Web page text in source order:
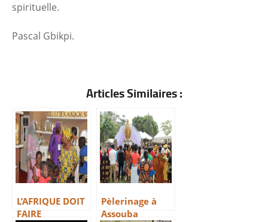
spirituelle.
Pascal Gbikpi.
Articles Similaires :
L’AFRIQUE DOIT
FAIRE
Pèlerinage à
Assouba